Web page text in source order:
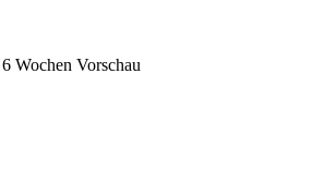
Wochen Vorschau